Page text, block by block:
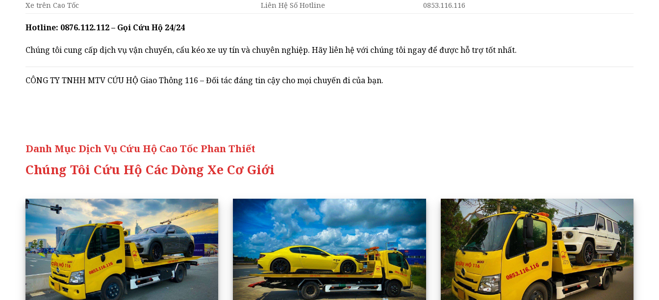
Xe trên Cao Tốc
Liên Hệ Số Hotline 0853.116.116
Hotline: 0876.112.112 – Gọi Cứu Hộ 24/24
Chúng tôi cung cấp dịch vụ vận chuyển, cẩu kéo xe uy tín và chuyên nghiệp. Hãy liên hệ với chúng tôi ngay để được hỗ trợ tốt nhất.
CÔNG TY TNHH MTV CỨU HỘ Giao Thông 116 – Đối tác đáng tin cậy cho mọi chuyến đi của bạn.
Danh Mục Dịch Vụ Cứu Hộ Cao Tốc Phan Thiết
Chúng Tôi Cứu Hộ Các Dòng Xe Cơ Giới